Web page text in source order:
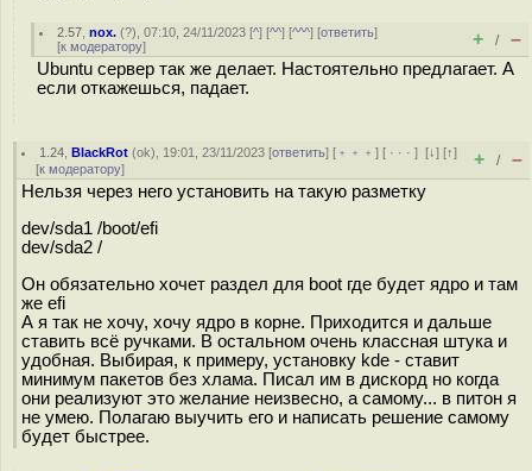
2.57 ,nox. (?), 07:10, 24/11/2023 [^] [^^] [^^^] [ответить]
[к модератору] + / –
Ubuntu сервер так же делает. Настоятельно предлагает. А
если откажешься, падает.
1.24 ,BlackRot (ok), 19:01, 23/11/2023 [ответить] [ ﹢﹢﹢] [ · · ·][↓] [↑]
[к модератору] + / –
Нельзя через него установить на такую разметку
dev/sda1 /boot/efi
dev/sda2 /
Он обязательно хочет раздел для boot где будет ядро и там
же efi
А я так не хочу, хочу ядро в корне. Приходится и дальше
ставить всё ручками. В остальном очень классная штука и
удобная. Выбирая, к примеру, установку kde - ставит
минимум пакетов без хлама. Писал им в дискорд но когда
они реализуют это желание неизвесно, а самому... в питон я
не умею. Полагаю выучить его и написать решение самому
будет быстрее.